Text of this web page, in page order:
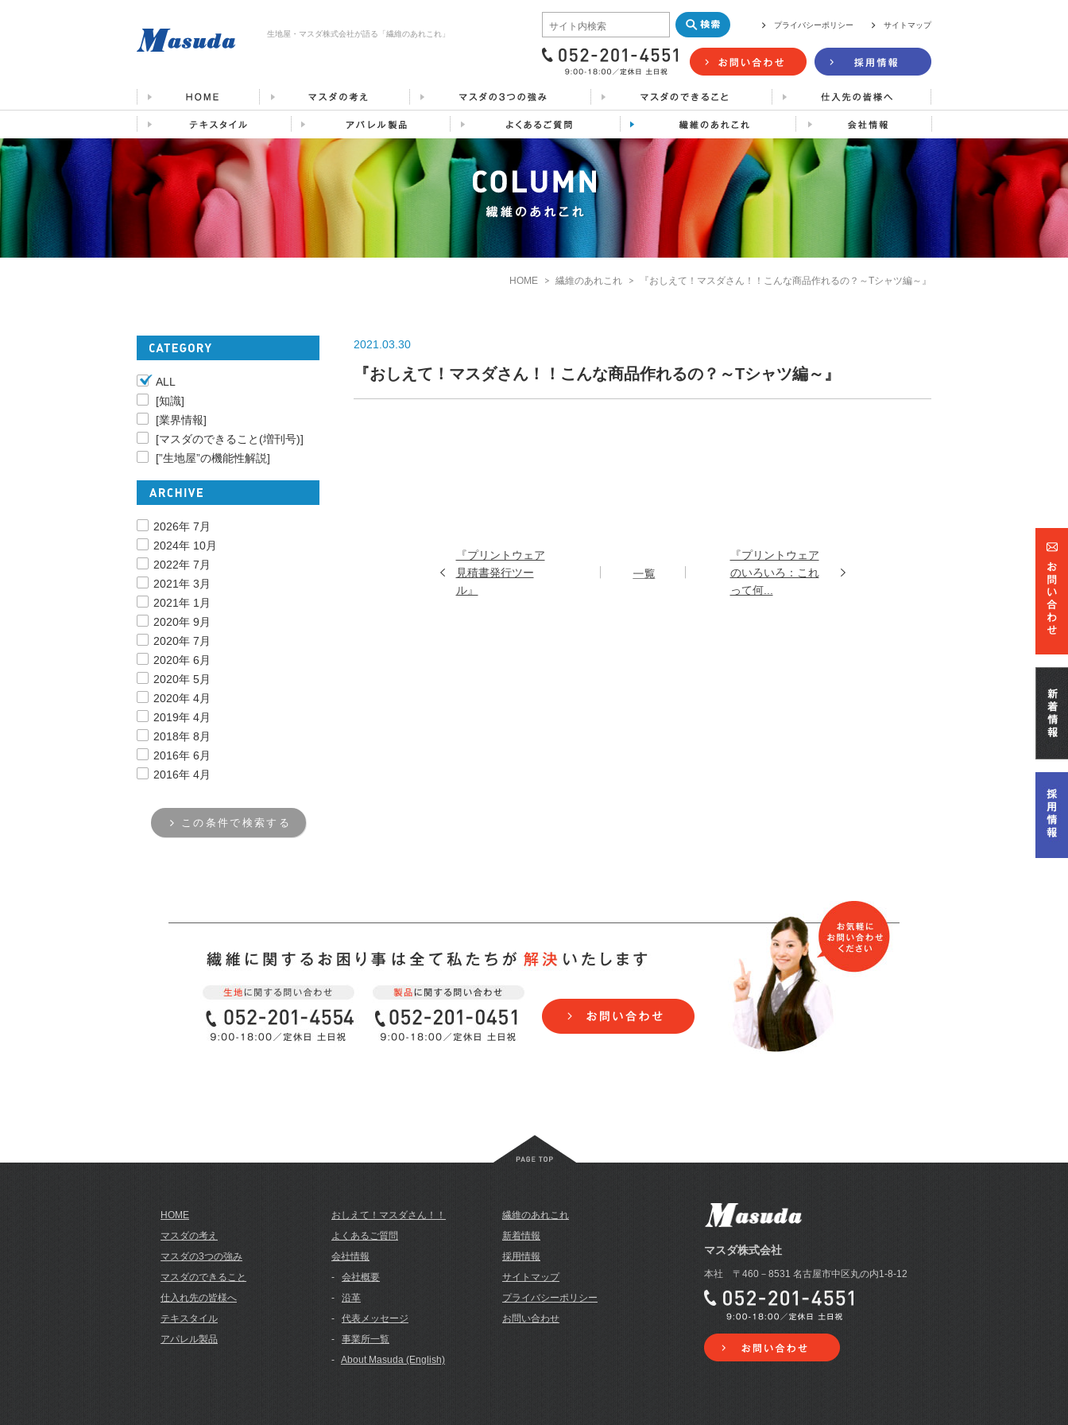
生地屋・マスダ株式会社が語る「繊維のあれこれ」
プライバシーポリシー サイトマップ
HOME 繊維のあれこれ 『おしえて！マスダさん！！こんな商品作れるの？～Tシャツ編～』
ALL
[知識]
[業界情報]
[マスダのできること(増刊号)]
[”生地屋”の機能性解説]
2026年 7月
2024年 10月
2022年 7月
2021年 3月
2021年 1月
2020年 9月
2020年 7月
2020年 6月
2020年 5月
2020年 4月
2019年 4月
2018年 8月
2016年 6月
2016年 4月
この条件で検索する
2021.03.30
『おしえて！マスダさん！！こんな商品作れるの？～Tシャツ編～』
『プリントウェア
見積書発行ツー
ル』
『プリントウェア
のいろいろ：これ
って何...
HOME
マスダの考え
マスダの3つの強み
マスダのできること
仕入れ先の皆様へ
テキスタイル
アパレル製品
おしえて！マスダさん！！
よくあるご質問
会社情報
- 会社概要
- 沿革
- 代表メッセージ
- 事業所一覧
- About Masuda (English)
繊維のあれこれ
新着情報
採用情報
サイトマップ
プライバシーポリシー
お問い合わせ
マスダ株式会社
本社 〒460－8531 名古屋市中区丸の内1-8-12